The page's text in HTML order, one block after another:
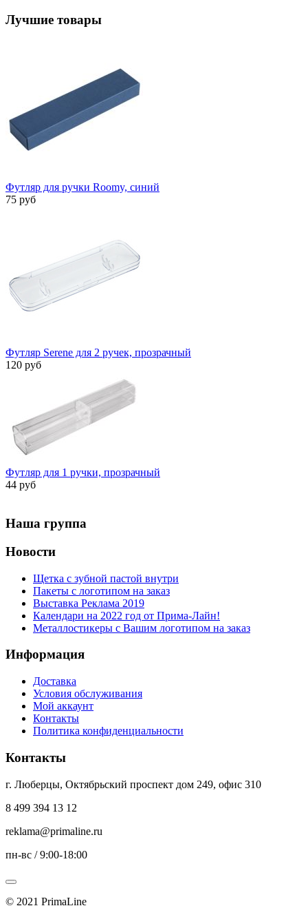
Лучшие товары
Футляр для ручки Roomy, синий
75 руб
Футляр Serene для 2 ручек, прозрачный
120 руб
Футляр для 1 ручки, прозрачный
44 руб
Наша группа
Новости
Щетка с зубной пастой внутри
Пакеты с логотипом на заказ
Выставка Реклама 2019
Календари на 2022 год от Прима-Лайн!
Металлостикеры с Вашим логотипом на заказ
Информация
Доставка
Условия обслуживания
Мой аккаунт
Контакты
Политика конфиденциальности
Контакты
г. Люберцы, Октябрьский проспект дом 249, офис 310
8 499 394 13 12
reklama@primaline.ru
пн-вс / 9:00-18:00
© 2021 PrimaLine